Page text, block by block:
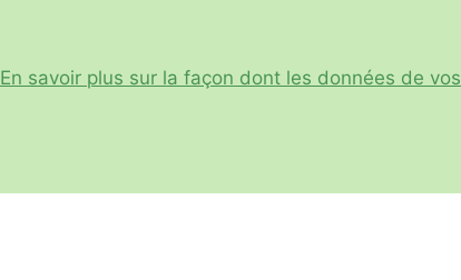
En savoir plus sur la façon dont les données de vos